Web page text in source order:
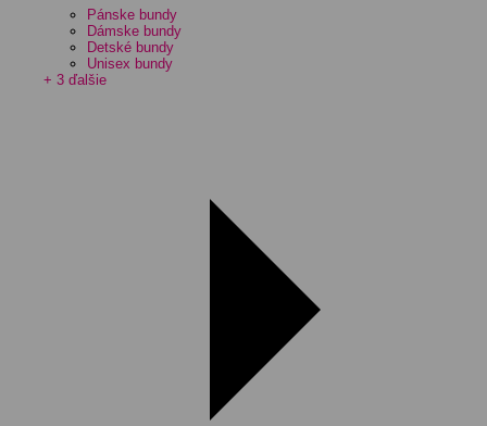
Pánske bundy
Dámske bundy
Detské bundy
Unisex bundy
+ 3 ďalšie